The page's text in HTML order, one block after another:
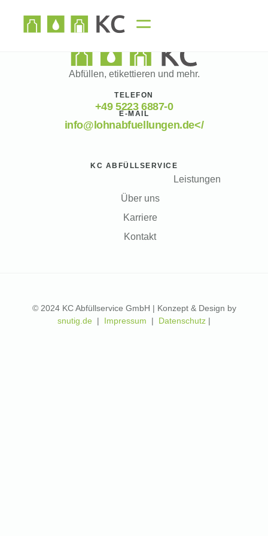
Abfüllen, etikettieren und mehr.
TELEFON
+49 5223 6887-0
E-MAIL
info@lohnabfuellungen.de</
KC ABFÜLLSERVICE
Leistungen
Über uns
Karriere
Kontakt
© 2024 KC Abfüllservice GmbH | Konzept & Design by
snutig.de | Impressum | Datenschutz |